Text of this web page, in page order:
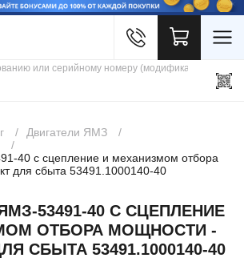
Двигатели ЯМЗ
40 с сцепление и механизмом отбора
для сбыта 53491.1000140-40
53491-40 С СЦЕПЛЕНИЕ
ОТБОРА МОЩНОСТИ -
СБЫТА 53491.1000140-40